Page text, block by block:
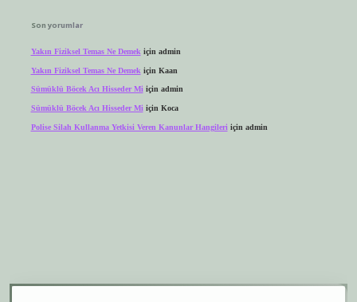
Son yorumlar
Yakın Fiziksel Temas Ne Demek için admin
Yakın Fiziksel Temas Ne Demek için Kaan
Sümüklü Böcek Acı Hisseder Miiçin admin
Sümüklü Böcek Acı Hisseder Mi için Koca
Polise Silah Kullanma Yetkisi Veren Kanunlar Hangileri için admin